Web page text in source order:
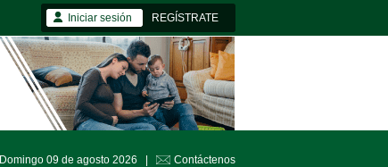
Iniciar sesión REGÍSTRATE
Domingo 09 de agosto 2026 | Contáctenos